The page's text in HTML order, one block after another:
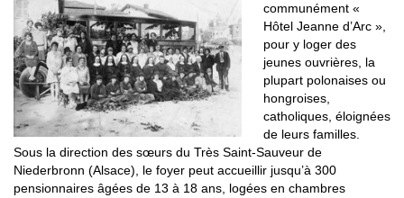
communément «
Hôtel Jeanne d’Arc »,
pour y loger des
jeunes ouvrières, la
plupart polonaises ou
hongroises,
catholiques, éloignées
de leurs familles.
Sous la direction des sœurs du Très Saint-Sauveur de
Niederbronn (Alsace), le foyer peut accueillir jusqu’à 300
pensionnaires âgées de 13 à 18 ans, logées en chambres